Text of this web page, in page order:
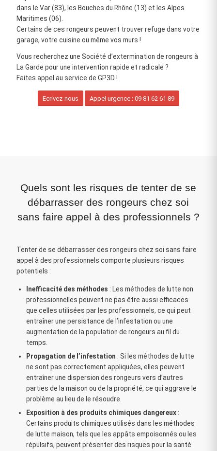
dans le Var (83), les Bouches du Rhône (13) et les Alpes
Maritimes (06).
Certains de ces rongeurs peuvent trouver refuge dans votre
garage, votre cuisine ou même vos murs !
Vous recherchez une Société d’extermination de rongeurs à
La Garde pour une intervention rapide et radicale ?
Faites appel au service de GP3D !
Ecrivez-nous Appel urgence : 09 81 62 61 89
Quels sont les risques de tenter de se
débarrasser des rongeurs chez soi
sans faire appel à des professionnels ?
Tenter de se débarrasser des rongeurs chez soi sans faire
appel à des professionnels comporte plusieurs risques
potentiels :
Inefficacité des méthodes : Les méthodes de lutte non
professionnelles peuvent ne pas être aussi efficaces
que celles utilisées par les professionnels, ce qui peut
entraîner une persistance de l’infestation ou une
augmentation de la population de rongeurs au fil du
temps.
Propagation de l’infestation : Si les méthodes de lutte
ne sont pas correctement appliquées, elles peuvent
entraîner une dispersion des rongeurs vers d’autres
parties de la maison ou de la propriété, ce qui aggrave le
problème au lieu de le résoudre.
Exposition à des produits chimiques dangereux :
Certains produits chimiques utilisés dans les méthodes
de lutte maison, tels que les appâts empoisonnés ou les
répulsifs, peuvent présenter des risques pour la santé